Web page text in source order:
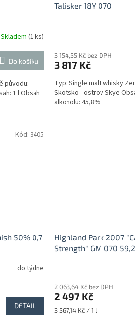
Skladem (1 ks)
Do košíku
původu:
1 l Obsah
Talisker 18Y 070
3 154,55 Kč bez DPH
3 817 Kč
Typ: Single malt whisky
Skotsko - ostrov Skye
alkoholu: 45,8%
50% 0,7
do týdne
DETAIL
Kód: 3405
Highland Park 2007
Strength" GM 070
2 063,64 Kč bez DPH
2 497 Kč
Měrná
3 567,14 Kč / 1 l